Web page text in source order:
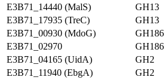
E3B71_14440 (MalS)
GH13
E3B71_17935 (TreC)
GH13
E3B71_00930 (MdoG)
GH186
E3B71_02970
GH186
E3B71_04165 (UidA)
GH2
E3B71_11940 (EbgA)
GH2